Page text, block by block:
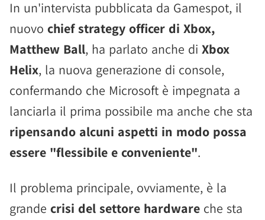
In un'intervista pubblicata da Gamespot, il
nuovo chief strategy officer di Xbox,
Matthew Ball, ha parlato anche di Xbox
Helix, la nuova generazione di console,
confermando che Microsoft è impegnata a
lanciarla il prima possibile ma anche che sta
ripensando alcuni aspetti in modo possa
essere "flessibile e conveniente".
Il problema principale, ovviamente, è la
grande crisi del settore hardware che sta